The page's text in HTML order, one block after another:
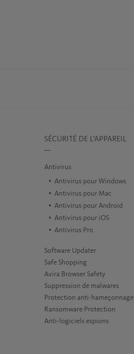
SÉCURITÉ DE L’APPAREIL
Antivirus
Antivirus pour Windows
Antivirus pour Mac
Antivirus pour Android
Antivirus pour iOS
Antivirus Pro
Software Updater
Safe Shopping
Avira Browser Safety
Suppression de malwares
Protection anti-hameçonnage
Ransomware Protection
Anti-logiciels espions